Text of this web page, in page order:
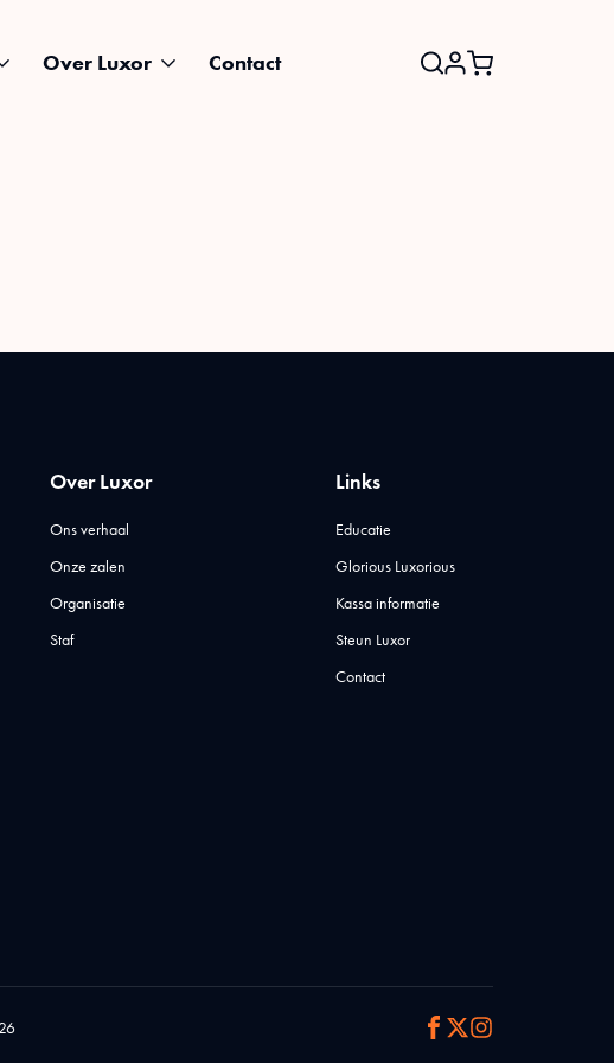
Over Luxor
Contact
Over Luxor
Ons verhaal
Onze zalen
Organisatie
Staf
Links
Educatie
Glorious Luxorious
Kassa informatie
Steun Luxor
Contact